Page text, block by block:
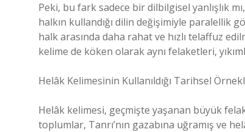
Peki, bu fark sadece bir dilbilgisel yanlışlık
halkın kullandığı dilin değişimiyle paralellik
halk arasında daha rahat ve hızlı telaffuz
kelime de köken olarak aynı felaketleri,
Helâk Kelimesinin Kullanıldığı Tarihsel
Helâk kelimesi, geçmişte yaşanan büyük
toplumlar, Tanrı’nın gazabına uğramış ve